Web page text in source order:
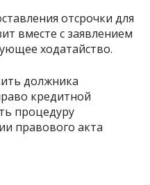
отсрочки для
вместе с заявлением
ходатайство.